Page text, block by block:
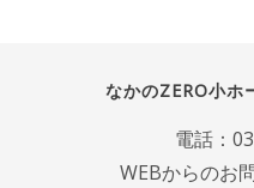
なかのZERO小ホ
電話：
WEBからのお